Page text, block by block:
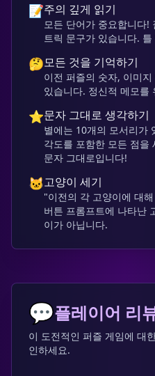
📝주의 깊게 읽기
모든 단어가 중요합니다!
트릭 문구가 있습니다.
🤔모든 것을 기억하기
이전 퍼즐의 숫자, 이미
있습니다. 정신적 메모를
⭐문자 그대로 생각하기
별에는 10개의 모서리가
각도를 포함한 모든 점을
문자 그대로입니다!
🐱고양이 세기
"이전의 각 고양이에 대
버튼 프롬프트에 나타난
이가 아닙니다.
💬플레이어 리
이 도전적인 퍼즐 게임에 대
인하세요.